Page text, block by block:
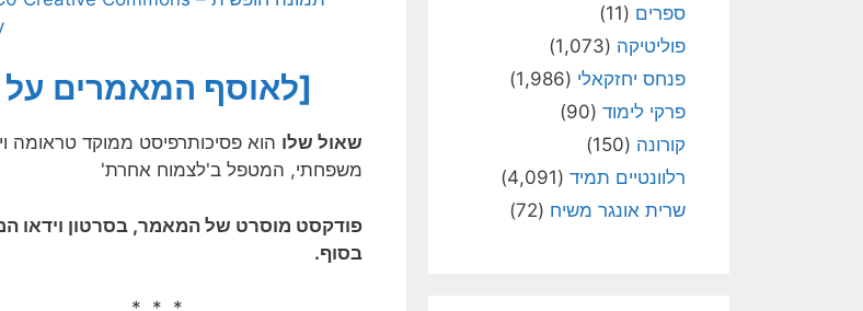
[לאוסף המאמרים על
שאול שלו הוא פסיכותרפיסט ממוקד טראומה‏
משפחתי, המטפל ב'לצמוח אחרת'
פודקסט מוסרט של המאמר, בסרטון וידאו
בסוף.
ספרים (11)
פוליטיקה (1,073)
פנחס יחזקאלי (1,986)
פרקי לימוד (90)
קורונה (150)
רלוונטיים תמיד (4,091)
שרית אונגר משיח (72)